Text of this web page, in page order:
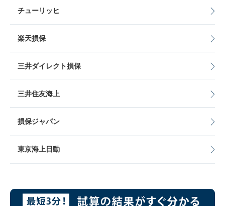
チューリッヒ
楽天損保
三井ダイレクト損保
三井住友海上
損保ジャパン
東京海上日動